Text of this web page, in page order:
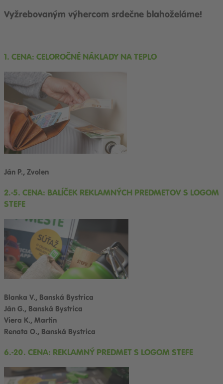
Vyžrebovaným výhercom srdečne blahoželáme!
1. CENA: CELOROČNÉ NÁKLADY NA TEPLO
Ján P., Zvolen
2.-5. CENA: BALÍČEK REKLAMNÝCH PREDMETOV S LOGOM
STEFE
Blanka V., Banská Bystrica
Ján G., Banská Bystrica
Viera K., Martin
Renata O., Banská Bystrica
6.-20. CENA: REKLAMNÝ PREDMET S LOGOM STEFE